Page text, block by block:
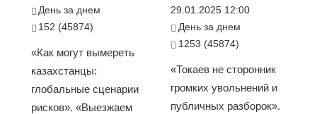
День за днем
152 (45874)
«Как могут вымереть
казахстанцы:
глобальные сценарии
рисков». «Выезжаем
29.01.2025 12:00
День за днем
1253 (45874)
«Токаев не сторонник
громких увольнений и
публичных разборок».